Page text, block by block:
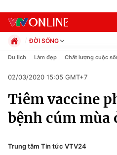
Chuyên mục
Chính trị
ĐỜI SỐNG
Chính trị
Pháp luật
Kinh tế
Thể thao
Truyền hình
Y tế
Du lịch Làm đẹp Chất lượng cuộc
02/03/2020 15:05 GMT+7
Tiêm vaccine
bệnh cúm mùa
Trung tâm Tin tức VTV24